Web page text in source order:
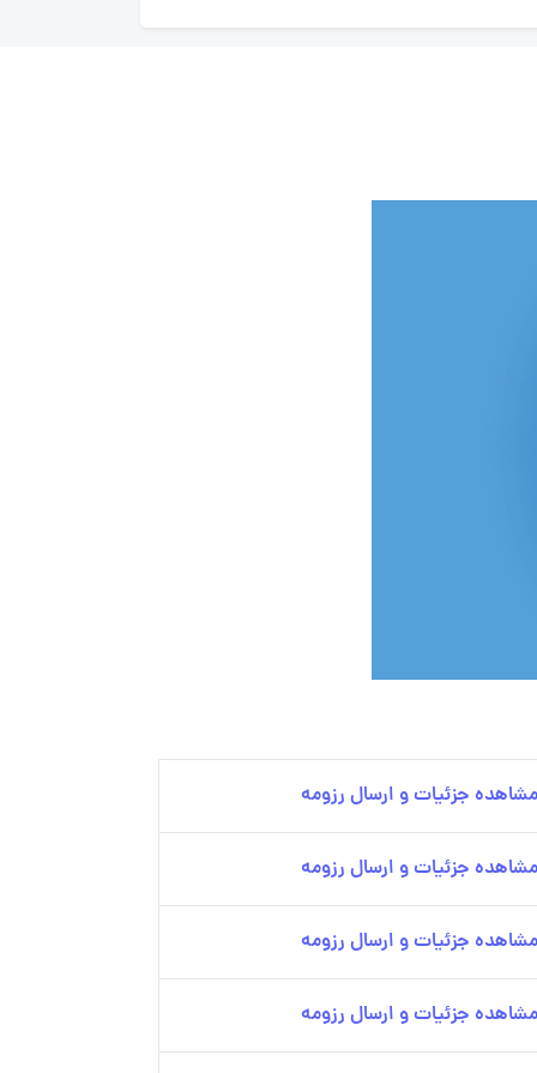
مشاهده جزئیات و ارسال رزومه
مشاهده جزئیات و ارسال رزومه
مشاهده جزئیات و ارسال رزومه
مشاهده جزئیات و ارسال رزومه